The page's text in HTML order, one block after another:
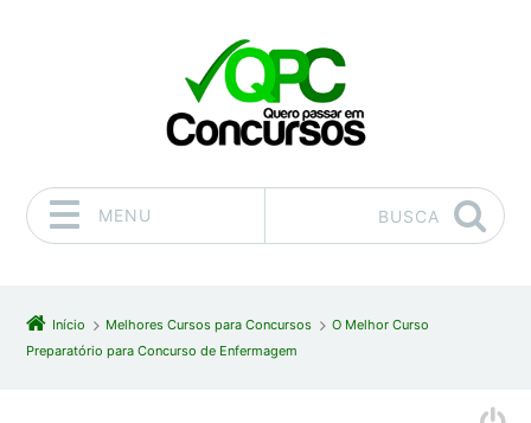
MENU BUSCA
Início Melhores Cursos para Concursos
O Melhor Curso
Preparatório para Concurso de Enfermagem